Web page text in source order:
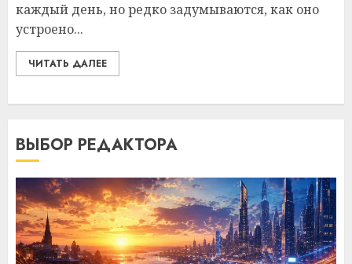
каждый день, но редко задумываются, как оно
устроено...
ЧИТАТЬ ДАЛЕЕ
ВЫБОР РЕДАКТОРА